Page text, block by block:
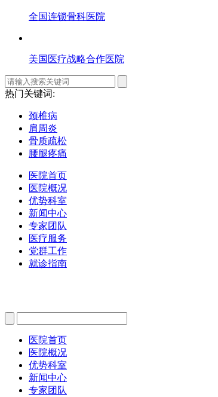
全国连锁骨科医院
美国医疗战略合作医院
热门关键词:
颈椎病
肩周炎
骨质疏松
腰腿疼痛
医院首页
医院概况
优势科室
新闻中心
专家团队
医疗服务
党群工作
就诊指南
医院首页
医院概况
优势科室
新闻中心
专家团队